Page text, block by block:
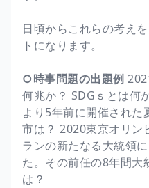
日頃からこれらの考え
トになります。
○時事問題の出題例
何兆か？ SDGｓとは何
より5年前に開催された
市は？ 2020東京オリン
ランの新たなる大統領
た。その前任の8年間大
は？